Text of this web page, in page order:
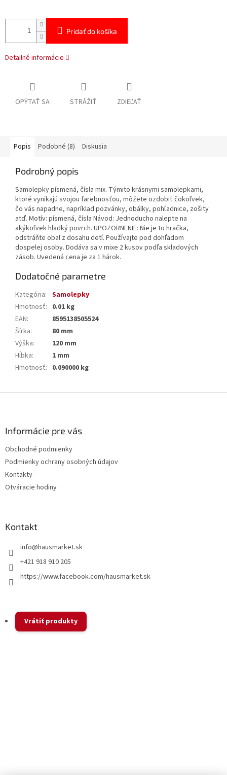
Pridať do košíka
Detailné informácie
OPÝTAŤ SA STRÁŽIŤ ZDIEĽAŤ
Popis Podobné (8) Diskusia
Podrobný popis
Samolepky písmená, čísla mix. Týmito krásnymi samolepkami,
ktoré vynikajú svojou farebnosťou, môžete ozdobiť čokoľvek,
čo vás napadne, napríklad pozvánky, obálky, pohľadnice, zošity
atď. Motív: písmená, čísla Návod: Jednoducho nalepte na
akýkoľvek hladký povrch. UPOZORNENIE: Nie je to hračka,
odstráňte obal z dosahu detí. Používajte pod dohľadom
dospelej osoby. Dodáva sa v mixe 2 kusov podľa skladových
zásob. Uvedená cena je za 1 hárok.
Dodatočné parametre
Kategória: Samolepky
Hmotnosť: 0.01 kg
EAN:
8595138505524
Šírka:
80 mm
Výška:
120 mm
Hĺbka:
1 mm
Hmotnosť: 0.090000 kg
Informácie pre vás
Obchodné podmienky
Podmienky ochrany osobných údajov
Kontakty
Otváracie hodiny
Kontakt
info@hausmarket.sk
+421 918 910 205
https://www.facebook.com/hausmarket.sk
Vrátiť produkty